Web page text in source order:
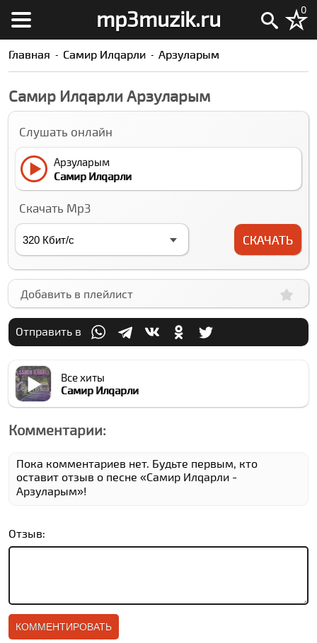
mp3muzik.ru 0
Главная Самир Илqарли Арзуларым
Самир Илqарли Арзуларым
Слушать онлайн
Арзуларым
Самир Илqарли
Скачать Mp3
СКАЧАТЬ
Добавить в плейлист
Отправить в
Все хиты
Самир Илqарли
Комментарии:
Пока комментариев нет. Будьте первым, кто
оставит отзыв о песне «Самир Илqарли -
Арзуларым»!
Отзыв: